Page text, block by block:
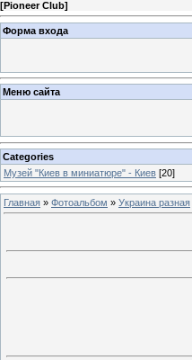
[Pioneer Club]
Форма входа
Меню сайта
Categories
Музей "Киев в миниатюре" - Киев [20]
Главная » Фотоальбом » Украина разная